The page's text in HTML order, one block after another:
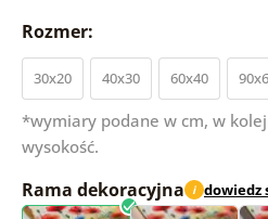
Rozmer:
30x20 40x30 60x40
*wymiary podane w cm, w
wysokość.
Rama dekoracyjna i dowiedz